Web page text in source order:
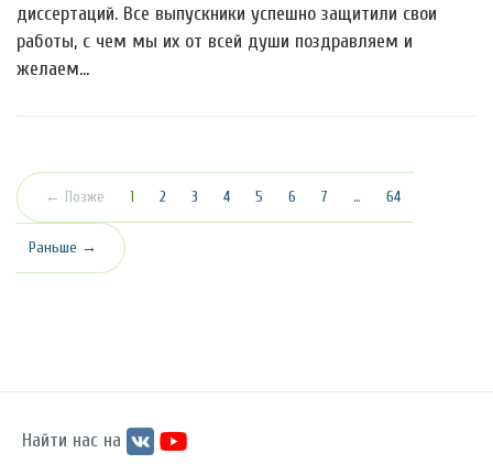
диссертаций. Все выпускники успешно защитили свои
работы, с чем мы их от всей души поздравляем и
желаем…
← Позже 1 (текущая)
2 3 4 5 6 7 … 64
Раньше →
Найти нас на